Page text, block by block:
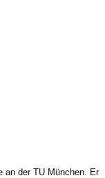
an der TU München. Er